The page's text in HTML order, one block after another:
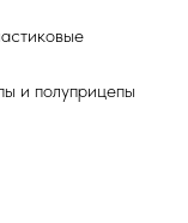
и полуприцепы